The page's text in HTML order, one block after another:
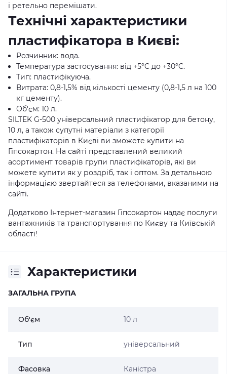
і ретельно перемішати.
Технічні характеристики
пластифікатора в Києві:
Розчинник: вода.
Температура застосування: від +5°C до +30°C.
Тип: пластифікуюча.
Витрата: 0,8-1,5% від кількості цементу (0,8-1,5 л на 100
кг цементу).
Об'єм: 10 л.
SILTEK G-500 універсальний пластифікатор для бетону,
10 л, а також супутні матеріали з категорії
пластифікаторів в Києві ви зможете купити на
Гіпсокартон. На сайті представлений великий
асортимент товарів групи пластифікаторів, які ви
можете купити як у роздріб, так і оптом. За детальною
інформацією звертайтеся за телефонами, вказаними на
сайті.
Додатково Інтернет-магазин Гіпсокартон надає послуги
вантажників та транспортування по Києву та Київській
області!
Характеристики
ЗАГАЛЬНА ГРУПА
Об'єм 10 л
Тип універсальний
Фасовка Каністра